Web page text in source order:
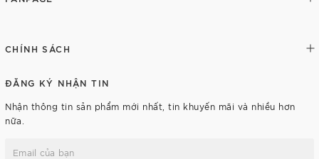
CHÍNH SÁCH
ĐĂNG KÝ NHẬN TIN
Nhận thông tin sản phẩm mới nhất, tin khuyến mãi và nhiều hơn
nữa.